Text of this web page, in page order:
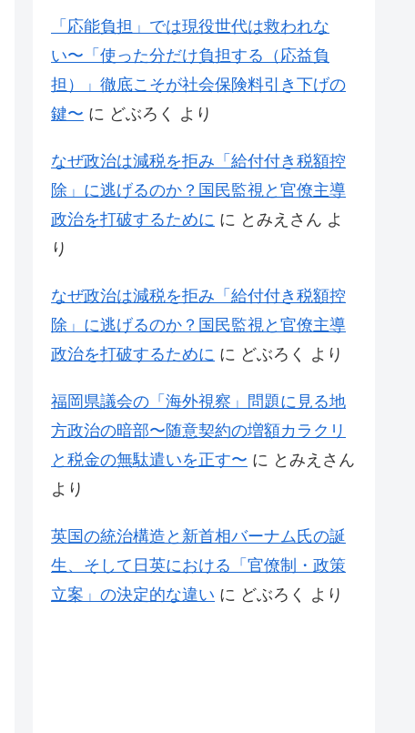
「応能負担」では現役世代は救われな
い〜「使った分だけ負担する（応益負
担）」徹底こそが社会保険料引き下げの
鍵〜 に どぶろく より
なぜ政治は減税を拒み「給付付き税額控
除」に逃げるのか？国民監視と官僚主導
政治を打破するために に とみえさん よ
り
なぜ政治は減税を拒み「給付付き税額控
除」に逃げるのか？国民監視と官僚主導
政治を打破するために に どぶろく より
福岡県議会の「海外視察」問題に見る地
方政治の暗部〜随意契約の増額カラクリ
と税金の無駄遣いを正す〜 に とみえさん
より
英国の統治構造と新首相バーナム氏の誕
生、そして日英における「官僚制・政策
立案」の決定的な違い に どぶろく より